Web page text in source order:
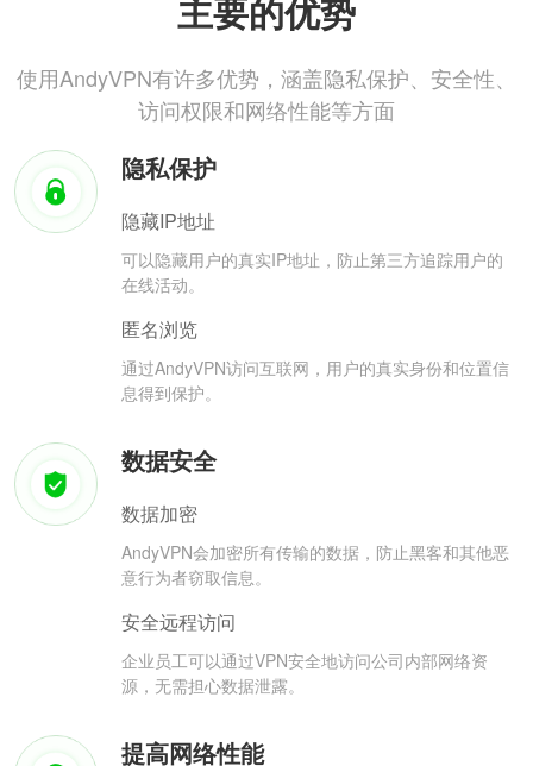
主要的优势
使用AndyVPN有许多优势，涵盖隐私保护、安全性、
访问权限和网络性能等方面
隐私保护
隐藏IP地址
可以隐藏用户的真实IP地址，防止第三方追踪用户的
在线活动。
匿名浏览
通过AndyVPN访问互联网，用户的真实身份和位置信
息得到保护。
数据安全
数据加密
AndyVPN会加密所有传输的数据，防止黑客和其他恶
意行为者窃取信息。
安全远程访问
企业员工可以通过VPN安全地访问公司内部网络资
源，无需担心数据泄露。
提高网络性能